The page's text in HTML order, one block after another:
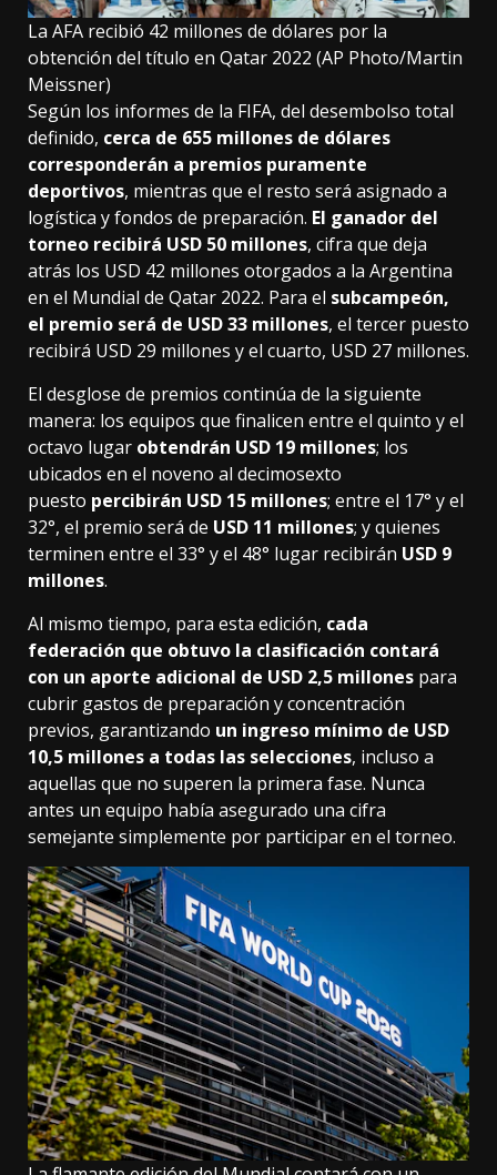
La AFA recibió 42 millones de dólares por la
obtención del título en Qatar 2022 (AP Photo/Martin
Meissner)
Según los informes de la FIFA, del desembolso total
definido, cerca de 655 millones de dólares
corresponderán a premios puramente
deportivos, mientras que el resto será asignado a
logística y fondos de preparación. El ganador del
torneo recibirá USD 50 millones, cifra que deja
atrás los USD 42 millones otorgados a la Argentina
en el Mundial de Qatar 2022. Para el subcampeón,
el premio será de USD 33 millones, el tercer puesto
recibirá USD 29 millones y el cuarto, USD 27 millones.
El desglose de premios continúa de la siguiente
manera: los equipos que finalicen entre el quinto y el
octavo lugar obtendrán USD 19 millones; los
ubicados en el noveno al decimosexto
puesto percibirán USD 15 millones; entre el 17° y el
32°, el premio será de USD 11 millones; y quienes
terminen entre el 33° y el 48° lugar recibirán USD 9
millones.
Al mismo tiempo, para esta edición, cada
federación que obtuvo la clasificación contará
con un aporte adicional de USD 2,5 millones para
cubrir gastos de preparación y concentración
previos, garantizando un ingreso mínimo de USD
10,5 millones a todas las selecciones, incluso a
aquellas que no superen la primera fase. Nunca
antes un equipo había asegurado una cifra
semejante simplemente por participar en el torneo.